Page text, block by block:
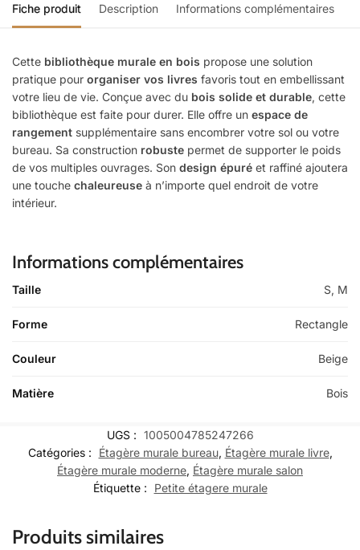
Fiche produit Description Informations complémentaires
Cette bibliothèque murale en bois propose une solution
pratique pour organiser vos livres favoris tout en embellissant
votre lieu de vie. Conçue avec du bois solide et durable, cette
bibliothèque est faite pour durer. Elle offre un espace de
rangement supplémentaire sans encombrer votre sol ou votre
bureau. Sa construction robuste permet de supporter le poids
de vos multiples ouvrages. Son design épuré et raffiné ajoutera
une touche chaleureuse à n’importe quel endroit de votre
intérieur.
Informations complémentaires
Taille S, M
Forme Rectangle
Couleur Beige
Matière Bois
UGS : 1005004785247266
Catégories :
Étagère murale bureau, Étagère murale livre,
Étagère murale moderne, Étagère murale salon
Étiquette :
Petite étagere murale
Produits similaires